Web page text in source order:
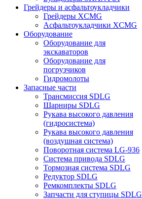
Грейдеры и асфальтоукладчики
Грейдеры XCMG
Асфальтоукладчики XCMG
Оборудование
Оборудование для
экскаваторов
Оборудование для
погрузчиков
Гидромолоты
Запасные части
Трансмиссия SDLG
Шарниры SDLG
Рукава высокого давления
(гидросистема)
Рукава высокого давления
(воздушная система)
Поворотная система LG-936
Система привода SDLG
Тормозная система SDLG
Редуктор SDLG
Ремкомплекты SDLG
Запчасти для ступицы SDLG